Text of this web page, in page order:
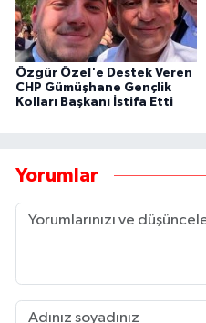
Özgür Özel'e Destek Veren
CHP Gümüşhane Gençlik
Kolları Başkanı İstifa Etti
Yorumlar